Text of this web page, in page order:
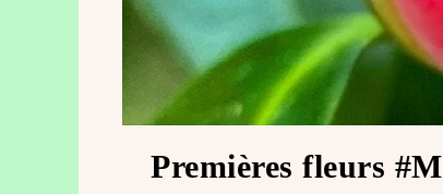
Premières fleurs